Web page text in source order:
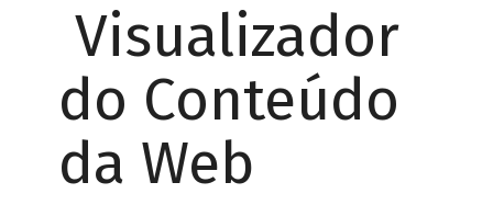
Visualizador
do Conteúdo
da Web